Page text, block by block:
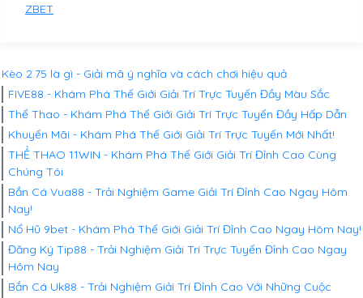
ZBET
Kèo 2.75 là gì - Giải mã ý nghĩa và cách chơi hiệu quả
FIVE88 - Khám Phá Thế Giới Giải Trí Trực Tuyến Đầy Màu Sắc
Thể Thao - Khám Phá Thế Giới Giải Trí Trực Tuyến Đầy Hấp Dẫn
Khuyến Mãi - Khám Phá Thế Giới Giải Trí Trực Tuyến Mới Nhất!
THỂ THAO 11WIN - Khám Phá Thế Giới Giải Trí Đỉnh Cao Cùng
Chúng Tôi
Bắn Cá Vua88 - Trải Nghiệm Game Giải Trí Đỉnh Cao Ngay Hôm
Nay!
Nổ Hũ 9bet - Khám Phá Thế Giới Giải Trí Đỉnh Cao Ngay Hôm Nay!
Đăng Ký Tip88 - Trải Nghiệm Giải Trí Trực Tuyến Đỉnh Cao Ngay
Hôm Nay
Bắn Cá Uk88 - Trải Nghiệm Giải Trí Đỉnh Cao Với Những Cuộc